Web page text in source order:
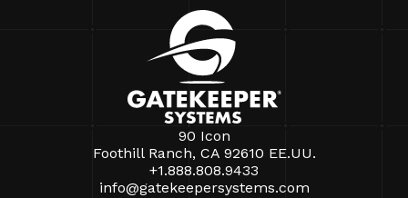
90 Icon
Foothill Ranch, CA 92610 EE.UU.
+1.888.808.9433
info@gatekeepersystems.com